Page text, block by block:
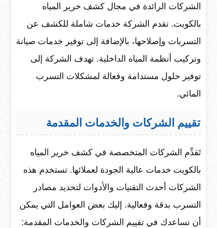
الشركات الرائدة في مجال كشف خرير المياه
بالكويت. تقدم الشركة خدمات شاملة للكشف عن
التسربات وإصلاحها، بالإضافة إلى توفير خدمات صيانة
وتركيب أنظمة المياه الداخلية. تهدف الشركة إلى
توفير حلول مستدامة وفعالة لمشكلات التسرب
المائي.
تقييم الشركات والخدمات المقدمة
تَقدِّم الشركات المتخصصة في كشف خرير المياه
بالكويت خدمات عالية الجودة لعملائها. تستخدم هذه
الشركات أحدث التقنيات والأدوات لتحديد مصادر
التسرب بدقة وفعالية. إليك بعض العوامل التي يمكن
أن تساعدك في تقييم الشركات والخدمات المقدمة: